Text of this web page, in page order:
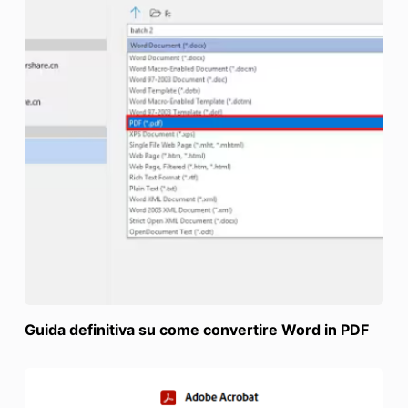
Guida definitiva su come convertire Word in PDF